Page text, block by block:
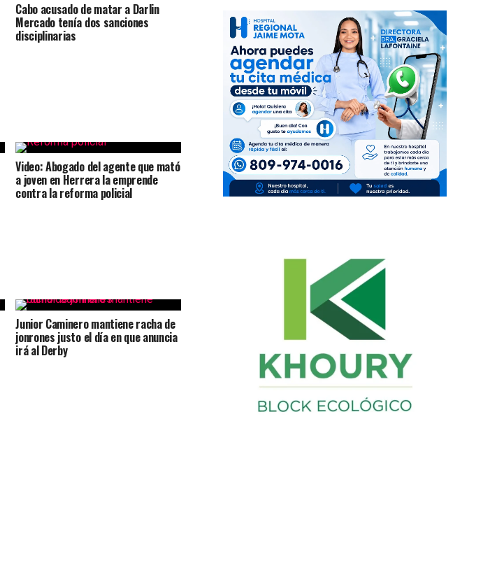
Cabo acusado de matar a Darlin
Mercado tenía dos sanciones
disciplinarias
Video: Abogado del agente que mató
a joven en Herrera la emprende
contra la reforma policial
Junior Caminero mantiene racha de
jonrones justo el día en que anuncia
irá al Derby